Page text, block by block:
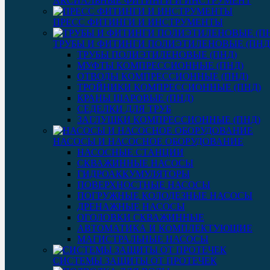
ПРЕСС ФИТИНГИ И ИНСТРУМЕНТЫ
ТРУБЫ И ФИТИНГИ ПОЛИЭТИЛЕНОВЫЕ
ТРУБЫ ПОЛИЭТИЛЕНОВЫЕ (ПНД)
МУФТЫ КОМПРЕССИОННЫЕ (ПНД)
ОТВОДЫ КОМПРЕССИОННЫЕ (ПНД)
ТРОЙНИКИ КОМПРЕССИОННЫЕ (ПНД)
КРАНЫ ШАРОВЫЕ (ПНД)
СЕДЕЛКИ ДЛЯ ТРУБ
ЗАГЛУШКИ КОМПРЕССИОННЫЕ (ПНД)
НАСОСЫ И НАСОСНОЕ ОБОРУДОВАНИЕ
НАСОСНЫЕ СТАНЦИИ
СКВАЖИННЫЕ НАСОСЫ
ГИДРОАККУМУЛЯТОРЫ
ПОВЕРХНОСТНЫЕ НАСОСЫ
ПОГРУЖНЫЕ КОЛОДЕЗНЫЕ НАСОСЫ
ДРЕНАЖНЫЕ НАСОСЫ
ОГОЛОВКИ СКВАЖИННЫЕ
АВТОМАТИКА И КОМПЛЕКТУЮЩИЕ
МАГИСТРАЛЬНЫЕ НАСОСЫ
СИСТЕМЫ ЗАЩИТЫ ОТ ПРОТЕЧЕК